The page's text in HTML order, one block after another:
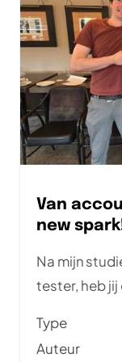
Van
new
Na mijn
tester, heb jij
Type
Auteur